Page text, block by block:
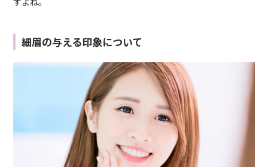
細眉の与える印象について